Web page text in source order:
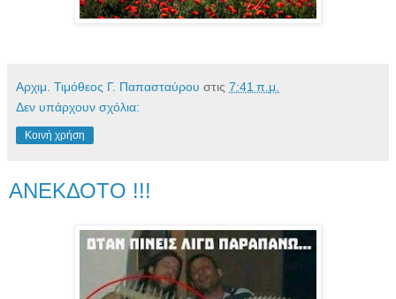
Αρχιμ. Τιμόθεος Γ. Παπασταύρου στις 7:41 π.μ.
Δεν υπάρχουν σχόλια:
Κοινή χρήση
ΑΝΕΚΔΟΤΟ !!!